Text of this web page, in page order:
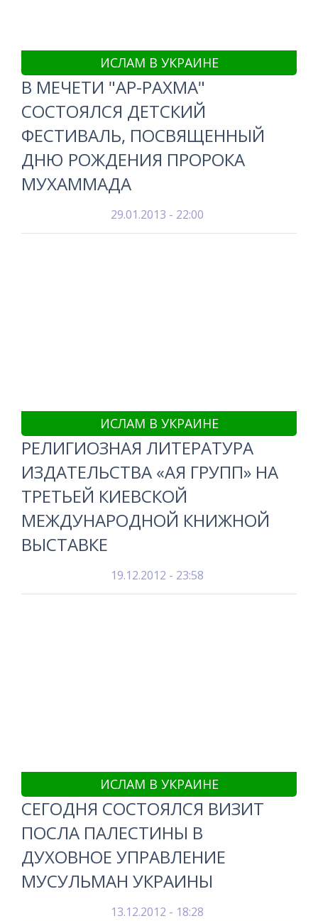
ИСЛАМ В УКРАИНЕ
В МЕЧЕТИ "АР-РАХМА"
СОСТОЯЛСЯ ДЕТСКИЙ
ФЕСТИВАЛЬ, ПОСВЯЩЕННЫЙ
ДНЮ РОЖДЕНИЯ ПРОРОКА
МУХАММАДА
29.01.2013 - 22:00
ИСЛАМ В УКРАИНЕ
РЕЛИГИОЗНАЯ ЛИТЕРАТУРА
ИЗДАТЕЛЬСТВА «АЯ ГРУПП» НА
ТРЕТЬЕЙ КИЕВСКОЙ
МЕЖДУНАРОДНОЙ КНИЖНОЙ
ВЫСТАВКЕ
19.12.2012 - 23:58
ИСЛАМ В УКРАИНЕ
СЕГОДНЯ СОСТОЯЛСЯ ВИЗИТ
ПОСЛА ПАЛЕСТИНЫ В
ДУХОВНОЕ УПРАВЛЕНИЕ
МУСУЛЬМАН УКРАИНЫ
13.12.2012 - 18:28